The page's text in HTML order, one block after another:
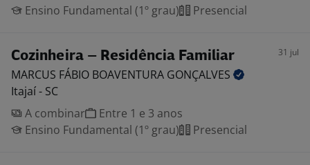
Ensino Fundamental (1º grau)
Presencial
Cozinheira – Residência Familiar 31 jul
MARCUS FÁBIO BOAVENTURA GONÇALVES
Itajaí - SC
A combinar
Entre 1 e 3 anos
Ensino Fundamental (1º grau)
Presencial